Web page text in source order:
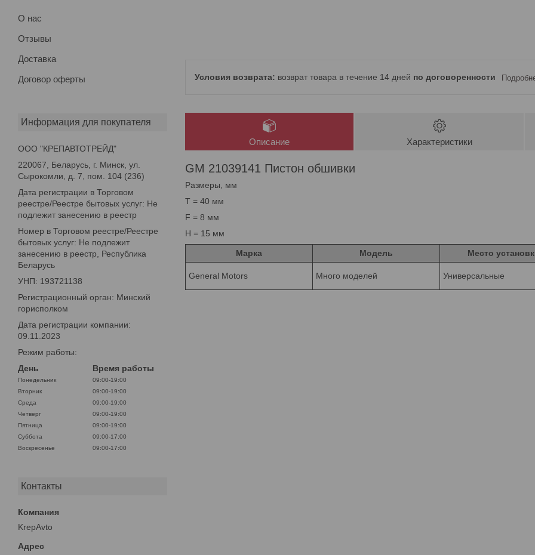
О нас
Отзывы
Доставка
Договор оферты
Информация для покупателя
ООО "КРЕПАВТОТРЕЙД"
220067, Беларусь, г. Минск, ул.
Сырокомли, д. 7, пом. 104 (236)
Дата регистрации в Торговом
реестре/Реестре бытовых услуг: Не
подлежит занесению в реестр
Номер в Торговом реестре/Реестре
бытовых услуг: Не подлежит
занесению в реестр, Республика
Беларусь
УНП: 193721138
Регистрационный орган: Минский
горисполком
Дата регистрации компании:
09.11.2023
Режим работы:
День
Время работы
Понедельник
09:00-19:00
Вторник
09:00-19:00
Среда
09:00-19:00
Четверг
09:00-19:00
Пятница
09:00-19:00
Суббота
09:00-17:00
Воскресенье
09:00-17:00
Контакты
KrepAvto
возврат товара в течение 14 дней по договоренности
Описание Характеристики
GM 21039141 Пистон обшивки
Размеры, мм
T = 40 мм
F = 8 мм
H = 15 мм
Марка Модель Место
General Motors Много моделей Универсальные